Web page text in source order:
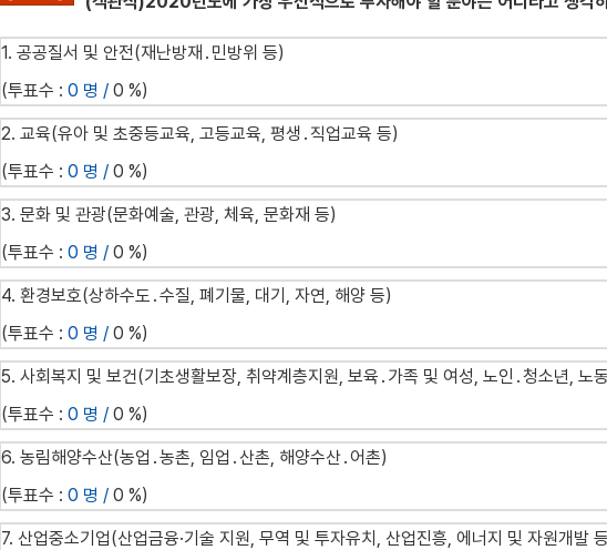
1. 공공질서 및 안전(재난방재․민방위 등)
(투표수 : 0 명 /0 %)
2. 교육(유아 및 초중등교육, 고등교육, 평생․직업교육 등)
(투표수 : 0 명 /0 %)
3. 문화 및 관광(문화예술, 관광, 체육, 문화재 등)
(투표수 : 0 명 /0 %)
4. 환경보호(상하수도․수질, 폐기물, 대기, 자연, 해양 등)
(투표수 : 0 명 /0 %)
5. 사회복지 및 보건(기초생활보장, 취약계층지원, 보육․가족 및 여성, 노인․청소년, 노
(투표수 : 0 명 /0 %)
6. 농림해양수산(농업․농촌, 임업․산촌, 해양수산․어촌)
(투표수 : 0 명 /0 %)
7. 산업중소기업(산업금융·기술 지원, 무역 및 투자유치, 산업진흥, 에너지 및 자원개발